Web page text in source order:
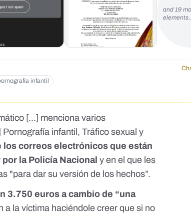
✓ Tráfico sexual Para su información, la
penas cuando las proposiciones, las agresiones sexuales
después de haber sido blanco en Internet (sitio de
fueron grabados por nuestro ciberconserje y
electrónico, se le ruega que haga valer sus
Dolores Delgado, Fiscal general del Estado para emitir
a su lugar de residencia y le inscribiremos en el
se enviará a las asociaciones antipederastia y a los
Sra. María Gámez Gámez
and 19
infantil
[...] menciona varios
infantil, Tráfico sexual y
los correos electrónicos que están
por la Policía Nacionaly en el que les
"para dar su versión de los hechos”.
3.750 euros a cambio de “una
a la víctima haciéndole creer que si no